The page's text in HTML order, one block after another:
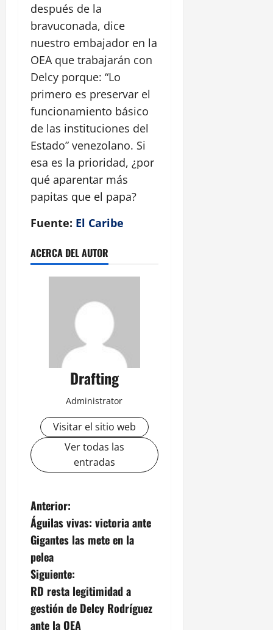
después de la
bravuconada, dice
nuestro embajador en la
OEA que trabajarán con
Delcy porque: “Lo
primero es preservar el
funcionamiento básico
de las instituciones del
Estado” venezolano. Si
esa es la prioridad, ¿por
qué aparentar más
papitas que el papa?
Fuente: El Caribe
ACERCA DEL AUTOR
Drafting
Administrator
Visitar el sitio web
Ver todas las
entradas
N
a
v
e
g
Anterior:
Águilas vivas: victoria ante
Gigantes las mete en la
pelea
Siguiente:
RD resta legitimidad a
gestión de Delcy Rodríguez
ante la OEA